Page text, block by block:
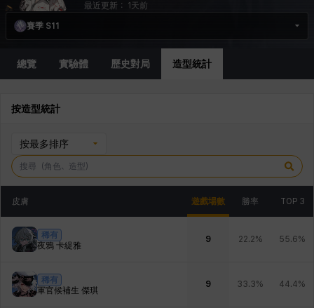
最近更新： 1天前
賽季 S11
總覽 實驗體 歷史對局 造型統計
按造型統計
按最多排序
皮膚 遊戲場數 勝率 TOP 3
稀有
夜鴉 卡緹雅
9 22.2% 55.6%
稀有
軍官候補生 傑琪
9 33.3% 44.4%